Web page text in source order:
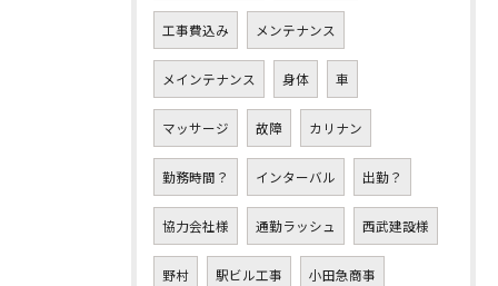
工事費込み メンテナンス
メインテナンス 身体 車
マッサージ 故障 カリナン
勤務時間？ インターバル 出勤？
協力会社様 通勤ラッシュ 西武建設様
野村 駅ビル工事 小田急商事